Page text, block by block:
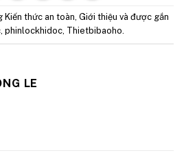
Kiến thức an toàn, Giới thiệu và được gắn
, phinlockhidoc, Thietbibaoho.
LE